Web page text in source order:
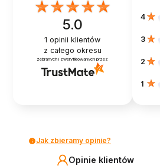
5.0
1 opinii klientów
z całego okresu
zebranych i zweryfikowanych przez
4
3
2
1
Jak zbieramy opinie?
Opinie klientów